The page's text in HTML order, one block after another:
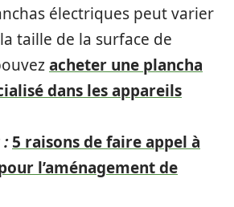
électriques peut varier
taille de la surface de
acheter une plancha
dans les appareils
5 raisons de faire appel à
l’aménagement de